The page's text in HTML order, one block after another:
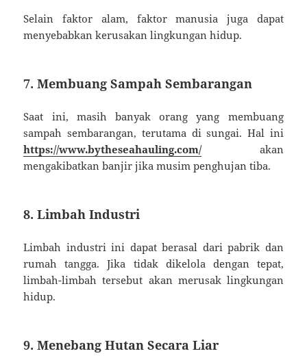
Selain faktor alam, faktor manusia juga dapat
menyebabkan kerusakan lingkungan hidup.
7. Membuang Sampah Sembarangan
Saat ini, masih banyak orang yang membuang
sampah sembarangan, terutama di sungai. Hal ini
https://www.bytheseahauling.com/akan
mengakibatkan banjir jika musim penghujan tiba.
8. Limbah Industri
Limbah industri ini dapat berasal dari pabrik dan
rumah tangga. Jika tidak dikelola dengan tepat,
limbah-limbah tersebut akan merusak lingkungan
hidup.
9. Menebang Hutan Secara Liar